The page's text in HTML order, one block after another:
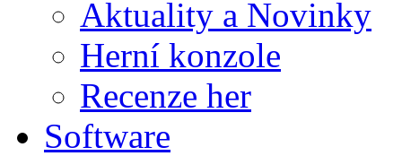
Aktuality a Novinky
Herní konzole
Recenze her
Software